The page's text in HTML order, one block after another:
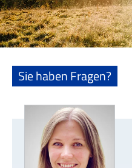
Sie haben Fragen?